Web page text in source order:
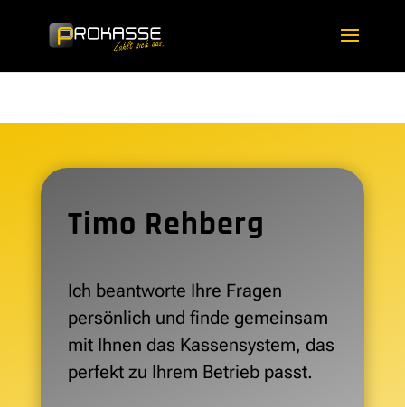
Timo Rehberg
Ich beantworte Ihre Fragen
persönlich und finde gemeinsam
mit Ihnen das Kassensystem, das
perfekt zu Ihrem Betrieb passt.